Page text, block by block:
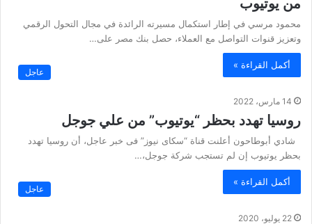
محمود مرسي في إطار استكمال مسيرته الرائدة في مجال التحول الرقمي
وتعزيز قنوات التواصل مع العملاء، حصل بنك مصر على…
أكمل القراءة »
عاجل
14 مارس، 2022
روسيا تهدد بحظر “يوتيوب” من علي جوجل
شادي أبوطاحون أعلنت قناة “سكاى نيوز” فى خبر عاجل، أن روسيا تهدد
بحظر يوتيوب إن لم تستجب شركة جوجل،…
أكمل القراءة »
عاجل
22 يوليو، 2020